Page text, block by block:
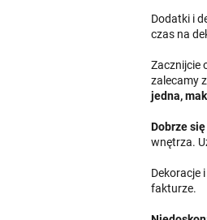
Dodatki i
czas na
Zacznijcie
zalecamy
jedna,
Dobrze
wnętrza.
Dekoracje
fakturze.